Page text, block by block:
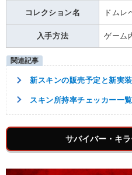
コレクション名 ドムレ
入手方法 ゲーム
新スキンの販売予定と新実
スキン所持率チェッカー一
サバイバー・キ